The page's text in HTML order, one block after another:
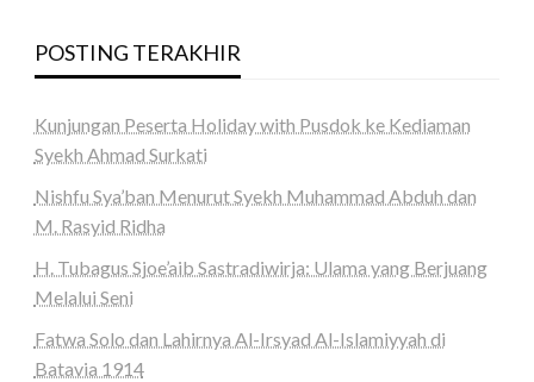
POSTING TERAKHIR
Kunjungan Peserta Holiday with Pusdok ke Kediaman
Syekh Ahmad Surkati
Nishfu Sya’ban Menurut Syekh Muhammad Abduh dan
M. Rasyid Ridha
H. Tubagus Sjoe’aib Sastradiwirja: Ulama yang Berjuang
Melalui Seni
Fatwa Solo dan Lahirnya Al-Irsyad Al-Islamiyyah di
Batavia 1914